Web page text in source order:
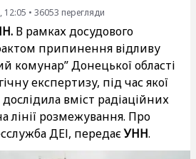
12:05 • 36053 перегляди
В рамках досудового
припинення відливу
комунар” Донецької області
експертизу, під час якої
вміст радіаційних
лінії розмежування. Про
ДЕІ, передаєУНН.